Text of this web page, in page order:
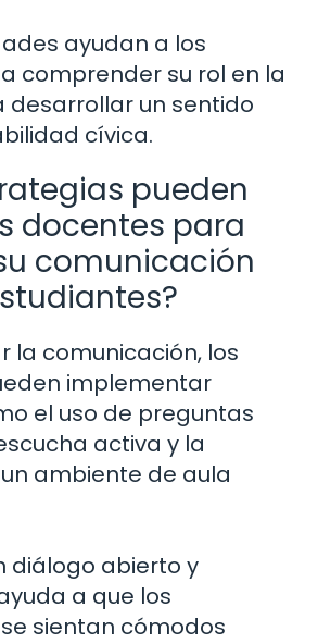
ayudan a los
comprender su rol en la
desarrollar un sentido
cívica.
pueden
docentes para
comunicación
la comunicación, los
implementar
el uso de preguntas
activa y la
ambiente de aula
diálogo abierto y
a que los
sientan cómodos